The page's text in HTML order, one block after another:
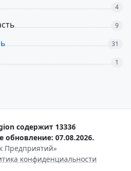
4
9
31
1
содержит 13336
обновление: 07.08.2026.
Предприятий»
конфиденциальности